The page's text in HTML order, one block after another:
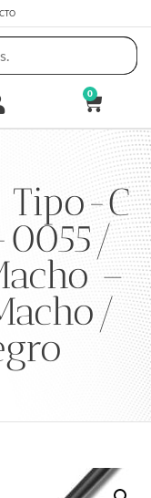
0
Tipo-C
0055/
–